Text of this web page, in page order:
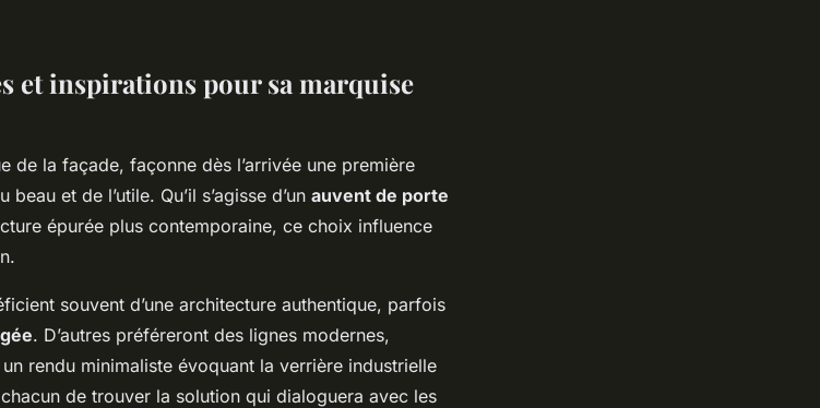
et inspirations pour sa marquise
de la façade, façonne dès l’arrivée une première
et de l’utile. Qu’il s’agisse d’un auvent de porte
épurée plus contemporaine, ce choix influence
souvent d’une architecture authentique, parfois
. D’autres préféreront des lignes modernes,
rendu minimaliste évoquant la verrière industrielle
de trouver la solution qui dialoguera avec les